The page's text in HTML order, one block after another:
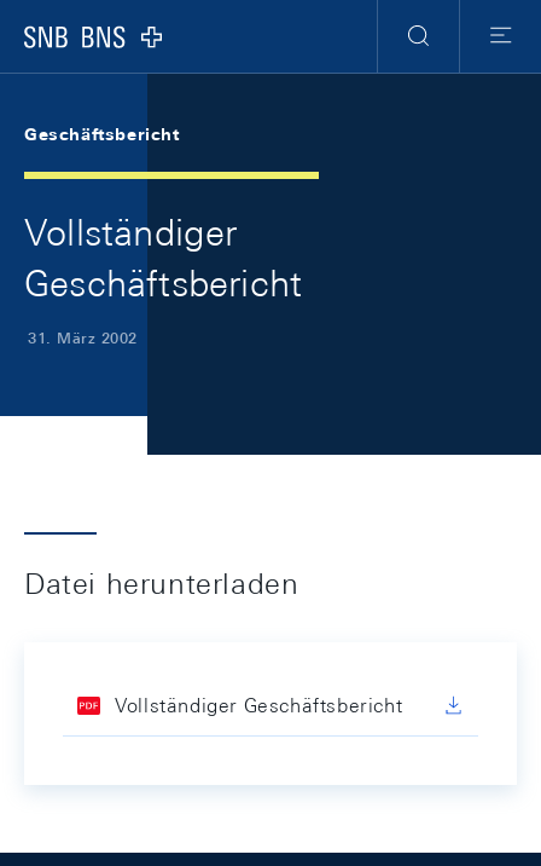
Logo
Suche
Menu
Geschäftsbericht
Vollständiger
Geschäftsbericht
31. März 2002
Datei herunterladen
Vollständiger Geschäftsbericht